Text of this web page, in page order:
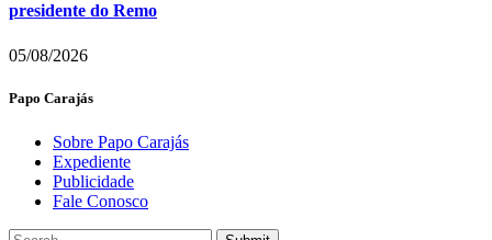
presidente do Remo
05/08/2026
Papo Carajás
Sobre Papo Carajás
Expediente
Publicidade
Fale Conosco